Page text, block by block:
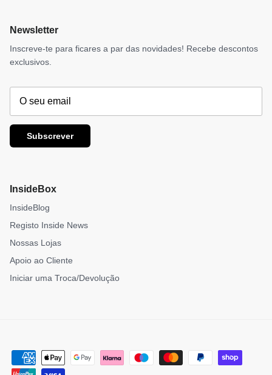
Newsletter
Inscreve-te para ficares a par das novidades! Recebe descontos
exclusivos.
Subscrever
InsideBox
InsideBlog
Registo Inside News
Nossas Lojas
Apoio ao Cliente
Iniciar uma Troca/Devolução